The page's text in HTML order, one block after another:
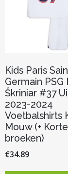
Kids Paris
Germain PSG
Škriniar #37
2023-2024
Voetbalshirts
Mouw (+ Korte
broeken)
€34.89